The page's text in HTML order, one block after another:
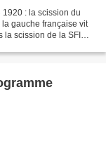
: la scission du
gauche française vit
la scission de la SFIO